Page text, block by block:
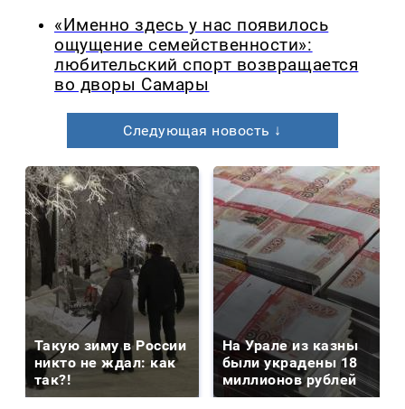
«Именно здесь у нас появилось
ощущение семейственности»:
любительский спорт возвращается
во дворы Самары
Следующая новость ↓
Такую зиму в России
никто не ждал: как
так?!
На Урале из казны
были украдены 18
миллионов рублей